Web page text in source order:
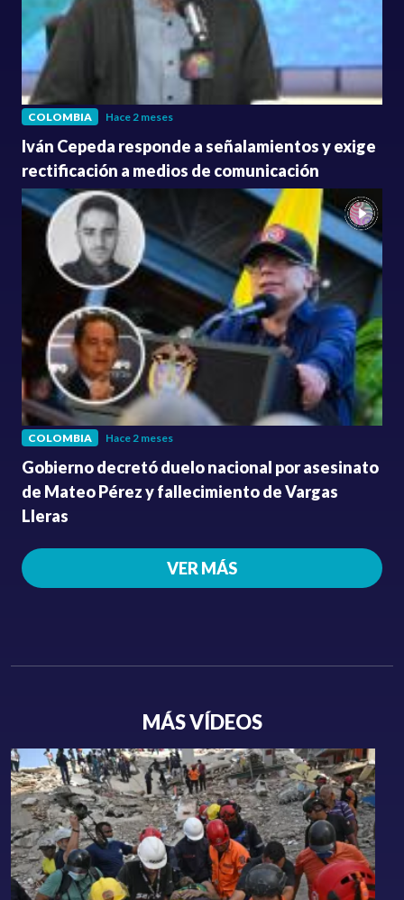
COLOMBIA Hace 2 meses
Iván Cepeda responde a señalamientos y exige
rectificación a medios de comunicación
COLOMBIA Hace 2 meses
Gobierno decretó duelo nacional por asesinato
de Mateo Pérez y fallecimiento de Vargas
Lleras
VER MÁS
MÁS VÍDEOS